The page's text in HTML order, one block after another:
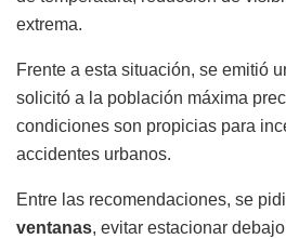
extrema.
Frente a esta situación, se emitió
solicitó a la población máxima
condiciones son propicias para
accidentes urbanos.
Entre las recomendaciones, se
ventanas, evitar estacionar